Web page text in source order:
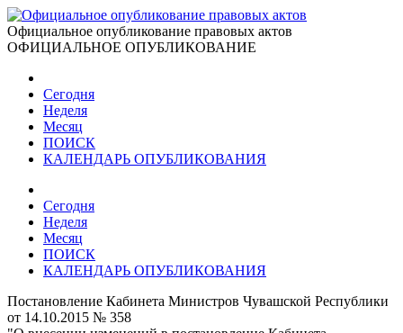
Официальное опубликование правовых актов
ОФИЦИАЛЬНОЕ ОПУБЛИКОВАНИЕ
Сегодня
Неделя
Месяц
ПОИСК
КАЛЕНДАРЬ ОПУБЛИКОВАНИЯ
Сегодня
Неделя
Месяц
ПОИСК
КАЛЕНДАРЬ ОПУБЛИКОВАНИЯ
Постановление Кабинета Министров Чувашской Республики
от 14.10.2015 № 358